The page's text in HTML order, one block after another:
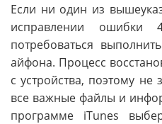
Если ни один из
исправлении
потребоваться
айфона. Процесс
с устройства, поэтому не
все важные файлы и
программе iTunes